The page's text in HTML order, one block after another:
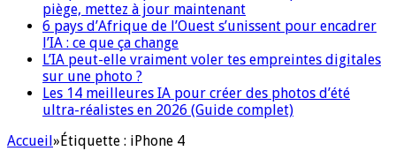
piège, mettez à jour maintenant
6 pays d’Afrique de l’Ouest s’unissent pour encadrer
l’IA : ce que ça change
L’IA peut-elle vraiment voler tes empreintes digitales
sur une photo ?
Les 14 meilleures IA pour créer des photos d’été
ultra-réalistes en 2026 (Guide complet)
Accueil»Étiquette : iPhone 4